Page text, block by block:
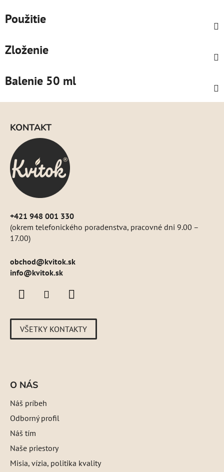
Použitie
Zloženie
Balenie 50 ml
KONTAKT
+421 948 001 330
(okrem telefonického poradenstva, pracovné dni 9.00 –
17.00)
obchod@kvitok.sk
info@kvitok.sk
VŠETKY KONTAKTY
O NÁS
Náš príbeh
Odborný profil
Náš tím
Naše priestory
Misia, vízia, politika kvality